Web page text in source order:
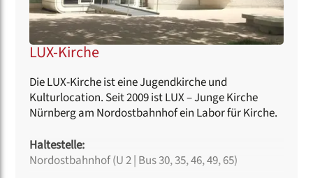
LUX-Kirche
Die LUX-Kirche ist eine Jugendkirche und
Kulturlocation. Seit 2009 ist LUX – Junge Kirche
Nürnberg am Nordostbahnhof ein Labor für Kirche.
Haltestelle:
Nordostbahnhof (U 2 | Bus 30, 35, 46, 49, 65)